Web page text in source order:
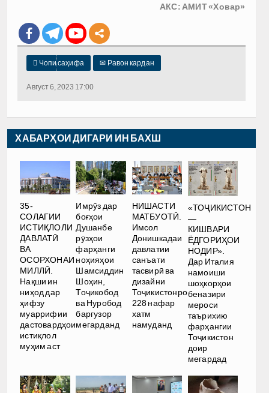
АКС: АМИТ «Ховар»
 Чопи саҳифа ✉ Равон кардан
Август 6, 2023 17:00
ХАБАРҲОИ ДИГАРИ ИН БАХШ
35-
СОЛАГИИ
ИСТИҚЛОЛИ
ДАВЛАТӢ
ВА
ОСОРХОНАИ
МИЛЛӢ.
Нақши ин
ниҳод дар
ҳифзу
муаррифии
дастовардҳои
истиқлол
муҳим аст
Имрӯз дар
боғҳои
Душанбе
рӯзҳои
фарҳанги
ноҳияҳои
Шамсиддин
Шоҳин,
Тоҷикобод
ва Нуробод
баргузор
мегарданд
НИШАСТИ
МАТБУОТӢ.
Имсол
Донишкадаи
давлатии
санъати
тасвирӣ ва
дизайни
Тоҷикистонро
228 нафар
хатм
намуданд
«ТОҶИКИСТОН
—
КИШВАРИ
ЁДГОРИҲОИ
НОДИР».
Дар Италия
намоиши
шоҳкорҳои
беназири
мероси
таърихию
фарҳангии
Тоҷикистон
доир
мегардад